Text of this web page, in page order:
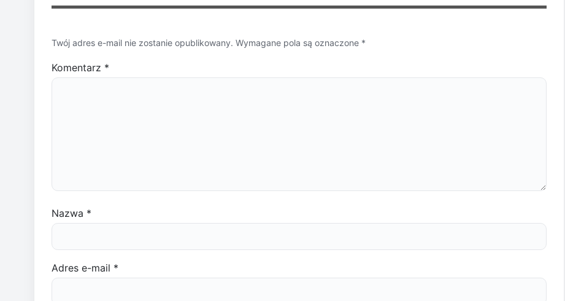
Twój adres e-mail nie zostanie opublikowany. Wymagane pola są oznaczone *
Komentarz *
Nazwa *
Adres e-mail *